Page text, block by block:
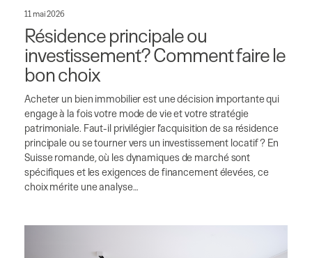
11 mai 2026
Résidence principale ou
investissement? Comment faire le
bon choix
Acheter un bien immobilier est une décision importante qui
engage à la fois votre mode de vie et votre stratégie
patrimoniale. Faut-il privilégier l’acquisition de sa résidence
principale ou se tourner vers un investissement locatif ? En
Suisse romande, où les dynamiques de marché sont
spécifiques et les exigences de financement élevées, ce
choix mérite une analyse…